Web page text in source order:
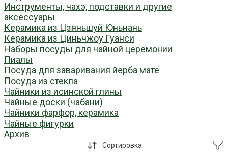
Инструменты, чахэ, подставки и другие
аксессуары
Керамика из Цзяньшуй Юньнань
Керамика из Циньчжоу Гуанси
Наборы посуды для чайной церемонии
Пиалы
Посуда для заваривания йерба мате
Посуда из стекла
Чайники из исинской глины
Чайные доски (чабани)
Чайники фарфор, керамика
Чайные фигурки
Архив
Сортировка